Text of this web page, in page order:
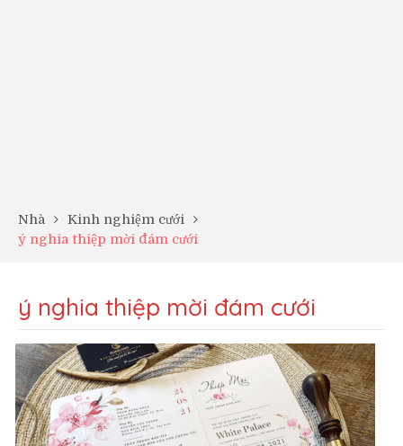
Nhà
Kinh nghiệm cưới
ý nghia thiệp mời đám cưới
ý nghia thiệp mời đám cưới